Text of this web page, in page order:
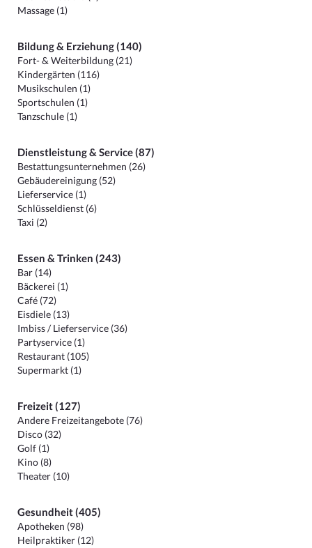
Massage (1)
Bildung & Erziehung (140)
Fort- & Weiterbildung (21)
Kindergärten (116)
Musikschulen (1)
Sportschulen (1)
Tanzschule (1)
Dienstleistung & Service (87)
Bestattungsunternehmen (26)
Gebäudereinigung (52)
Lieferservice (1)
Schlüsseldienst (6)
Taxi (2)
Essen & Trinken (243)
Bar (14)
Bäckerei (1)
Café (72)
Eisdiele (13)
Imbiss / Lieferservice (36)
Partyservice (1)
Restaurant (105)
Supermarkt (1)
Freizeit (127)
Andere Freizeitangebote (76)
Disco (32)
Golf (1)
Kino (8)
Theater (10)
Gesundheit (405)
Apotheken (98)
Heilpraktiker (12)